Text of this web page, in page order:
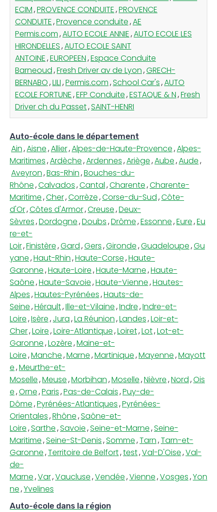
ECIM,PROVENCE CONDUITE,PROVENCE
CONDUITE,Provence conduite,AE
Permis.com,AUTO ECOLE ANNIE,AUTO ECOLE LES
HIRONDELLES,AUTO ECOLE SAINT
ANTOINE,EUROPEEN,Espace Conduite
Barneoud,Fresh Driver av de Lyon,GRECH-
BERNABO,LILI,Permis.com,School Car's,AUTO
ECOLE FORTUNE,EFP Conduite,ESTAQUE & N,Fresh
Driver ch du Passet,SAINT-HENRI
Auto-école dans le département
Ain,Aisne,Allier,Alpes-de-Haute-Provence,Alpes-
Maritimes,Ardèche,Ardennes,Ariège,Aube,Aude,
Aveyron,Bas-Rhin,Bouches-du-
Rhône,Calvados,Cantal,Charente,Charente-
Maritime,Cher,Corrèze,Corse-du-Sud,Côte-
d'Or,Côtes d'Armor,Creuse,Deux-
Sèvres,Dordogne,Doubs,Drôme,Essonne,Eure,Eu
re-et-
Loir,Finistère,Gard,Gers,Gironde,Guadeloupe,Gu
yane,Haut-Rhin,Haute-Corse,Haute-
Garonne,Haute-Loire,Haute-Marne,Haute-
Saône,Haute-Savoie,Haute-Vienne,Hautes-
Alpes,Hautes-Pyrénées,Hauts-de-
Seine,Hérault,Ille-et-Vilaine,Indre,Indre-et-
Loire,Isère,Jura,La Réunion,Landes,Loir-et-
Cher,Loire,Loire-Atlantique,Loiret,Lot,Lot-et-
Garonne,Lozère,Maine-et-
Loire,Manche,Marne,Martinique,Mayenne,Mayott
e,Meurthe-et-
Moselle,Meuse,Morbihan,Moselle,Nièvre,Nord,Ois
e,Orne,Paris,Pas-de-Calais,Puy-de-
Dôme,Pyrénées-Atlantiques,Pyrénées-
Orientales,Rhône,Saône-et-
Loire,Sarthe,Savoie,Seine-et-Marne,Seine-
Maritime,Seine-St-Denis,Somme,Tarn,Tarn-et-
Garonne,Territoire de Belfort,test,Val-D'Oise,Val-
de-
Marne,Var,Vaucluse,Vendée,Vienne,Vosges,Yon
ne,Yvelines
Auto-école dans la région